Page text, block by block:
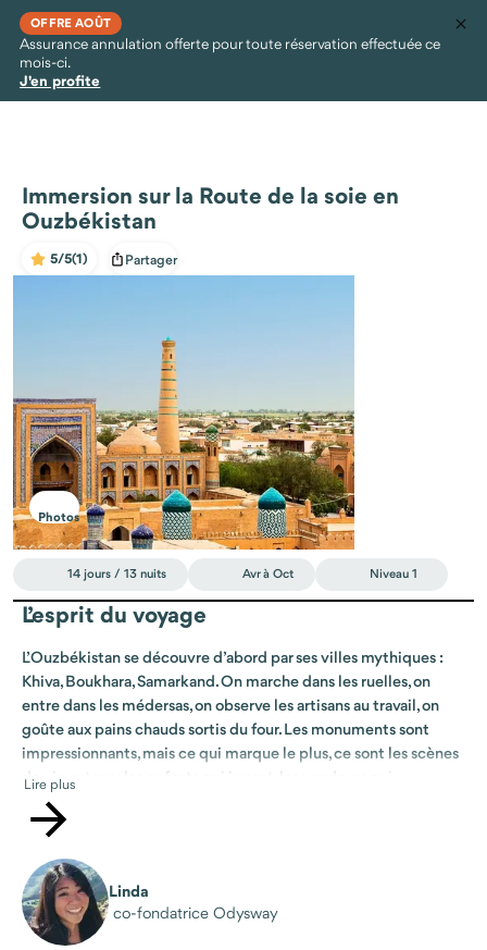
OFFRE AOÛT
Assurance annulation offerte pour toute réservation effectuée ce
mois-ci.
J'en profite
Immersion sur la Route de la soie en
Ouzbékistan
5/5(1) Partager
Photos
14 jours / 13 nuits Avr à Oct Niveau 1
L’esprit du voyage
L’Ouzbékistan se découvre d’abord par ses villes mythiques :
Khiva, Boukhara, Samarkand. On marche dans les ruelles, on
entre dans les médersas, on observe les artisans au travail, on
goûte aux pains chauds sortis du four. Les monuments sont
impressionnants, mais ce qui marque le plus, ce sont les scènes
de vie autour : les enfants qui jouent, les vendeurs qui
interpellent, les parfums d’épices qui montent des bazars.
Le voyage continue dans les campagnes, là où les familles
accueillent les voyageurs chez elles. On partage un repas autour
d’une grande table basse, on discute du quotidien, on apprend
comment se prépare le thé, comment se fait le pain ouzbek,
comment se vit une journée simple à la maison. Rien de forcé,
Lire plus
Linda
co-fondatrice Odysway